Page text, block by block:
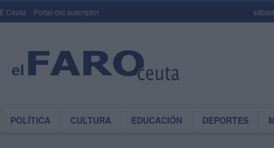
Ceuta Portal del suscriptor
POLÍTICA CULTURA EDUCACIÓN DEPORTES